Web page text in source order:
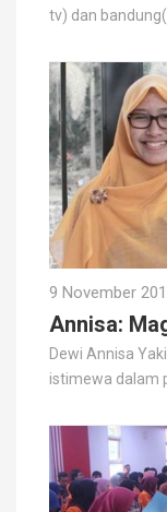
tv) dan
9 November
Annisa:
Dewi Annisa
istimewa dalam